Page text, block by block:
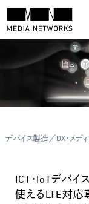
デバイス製造／DX・メデ
ICT・IoTデバ
使えるLTE対応